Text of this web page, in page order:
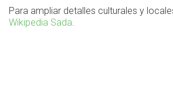
Para ampliar detalles culturales y
Wikipedia Sada